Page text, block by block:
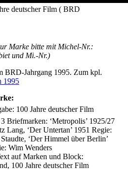
deutscher Film ( BRD
Marke bitte mit Michel-Nr.:
und Mi.-Nr.)
BRD-Jahrgang 1995. Zum kpl.
1995
100 Jahre deutscher Film
Briefmarken: ‘Metropolis’ 1925/27
Lang, ‘Der Untertan’ 1951 Regie:
‘Der Himmel über Berlin’
Wim Wenders
auf Marken und Block:
100 Jahre deutscher Film